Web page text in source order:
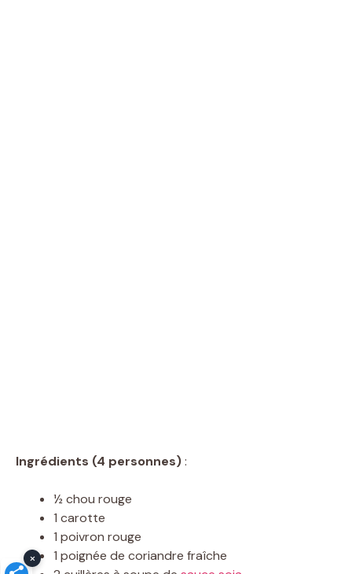
Ingrédients (4 personnes):
½ chou rouge
1 carotte
1 poivron rouge
1 poignée de coriandre fraîche
×